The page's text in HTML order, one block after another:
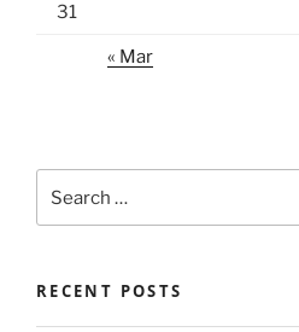
31
« Mar
for:
RECENT POSTS